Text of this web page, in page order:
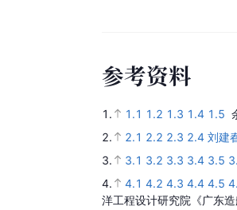
参考资料
1. 1.1 1.2 1.3 1.4 1.5
2.
2.1 2.2 2.3 2.4 刘建
3.
3.1 3.2 3.3 3.4 3.5
4.
4.1 4.2 4.3 4.4 4.5
洋工程设计研究院《广东